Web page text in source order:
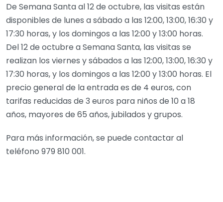
De Semana Santa al 12 de octubre, las visitas están
disponibles de lunes a sábado a las 12:00, 13:00, 16:30 y
17:30 horas, y los domingos a las 12:00 y 13:00 horas.
Del 12 de octubre a Semana Santa, las visitas se
realizan los viernes y sábados a las 12:00, 13:00, 16:30 y
17:30 horas, y los domingos a las 12:00 y 13:00 horas. El
precio general de la entrada es de 4 euros, con
tarifas reducidas de 3 euros para niños de 10 a 18
años, mayores de 65 años, jubilados y grupos.
Para más información, se puede contactar al
teléfono 979 810 001.